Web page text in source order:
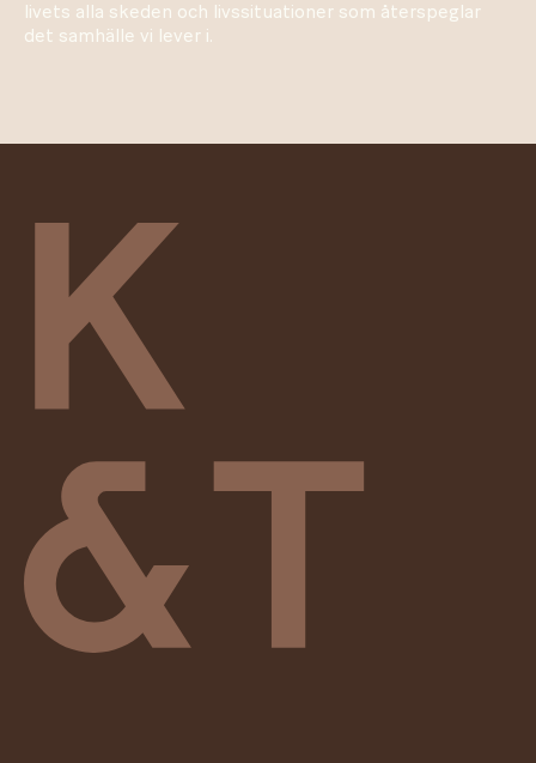
livets alla skeden och livssituationer som återspeglar
det samhälle vi lever i.